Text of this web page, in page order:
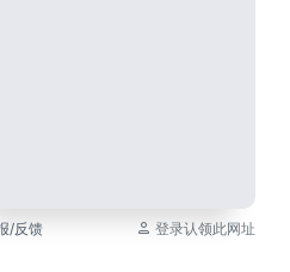
/反馈 登录认领此网址